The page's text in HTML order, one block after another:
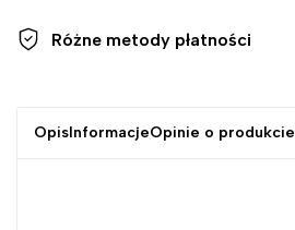
Różne metody płatności
OpisInformacjeOpinie o produkcie